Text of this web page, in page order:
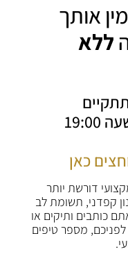
אותך
ללא
בשעה 19:00
כאן
דורשת יותר
קפדני, תשומת לב
כותבים ותיקים או
מספר טיפים